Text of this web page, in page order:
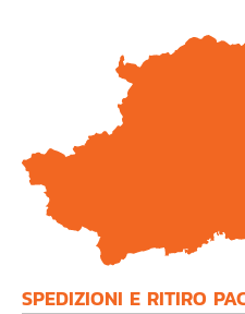
SPEDIZIONI E RITIRO